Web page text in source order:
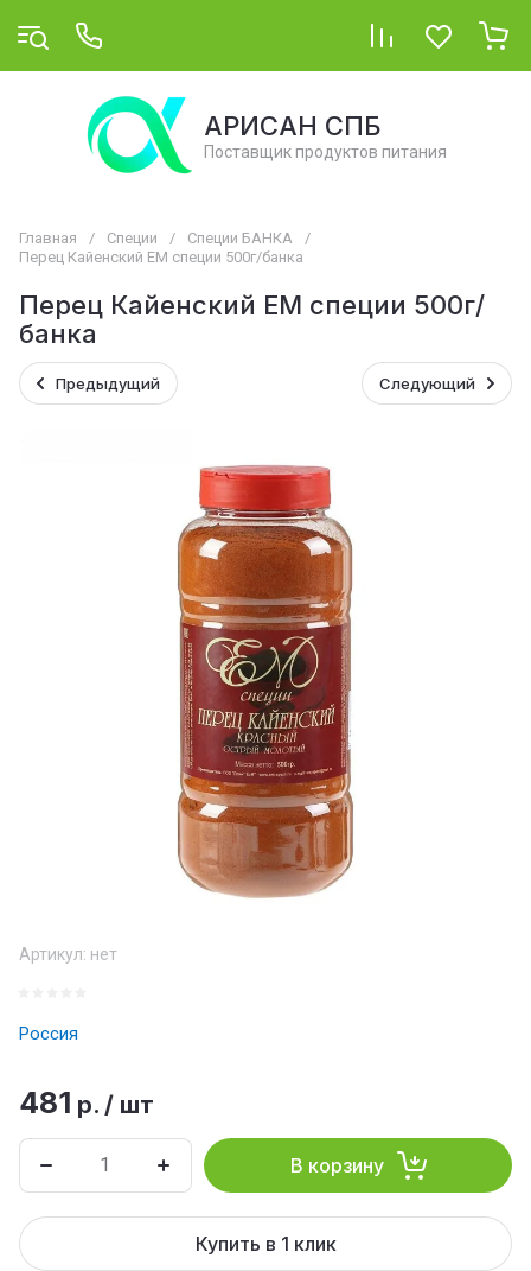
АРИСАН СПБ
Поставщик продуктов питания
Главная / Специи / Специи БАНКА
/
Перец Кайенский ЕМ специи 500г/банка
Перец Кайенский ЕМ специи 500г/
банка
Предыдущий Следующий
Артикул: нет
Россия
481 р. / шт
В корзину
Купить в 1 клик